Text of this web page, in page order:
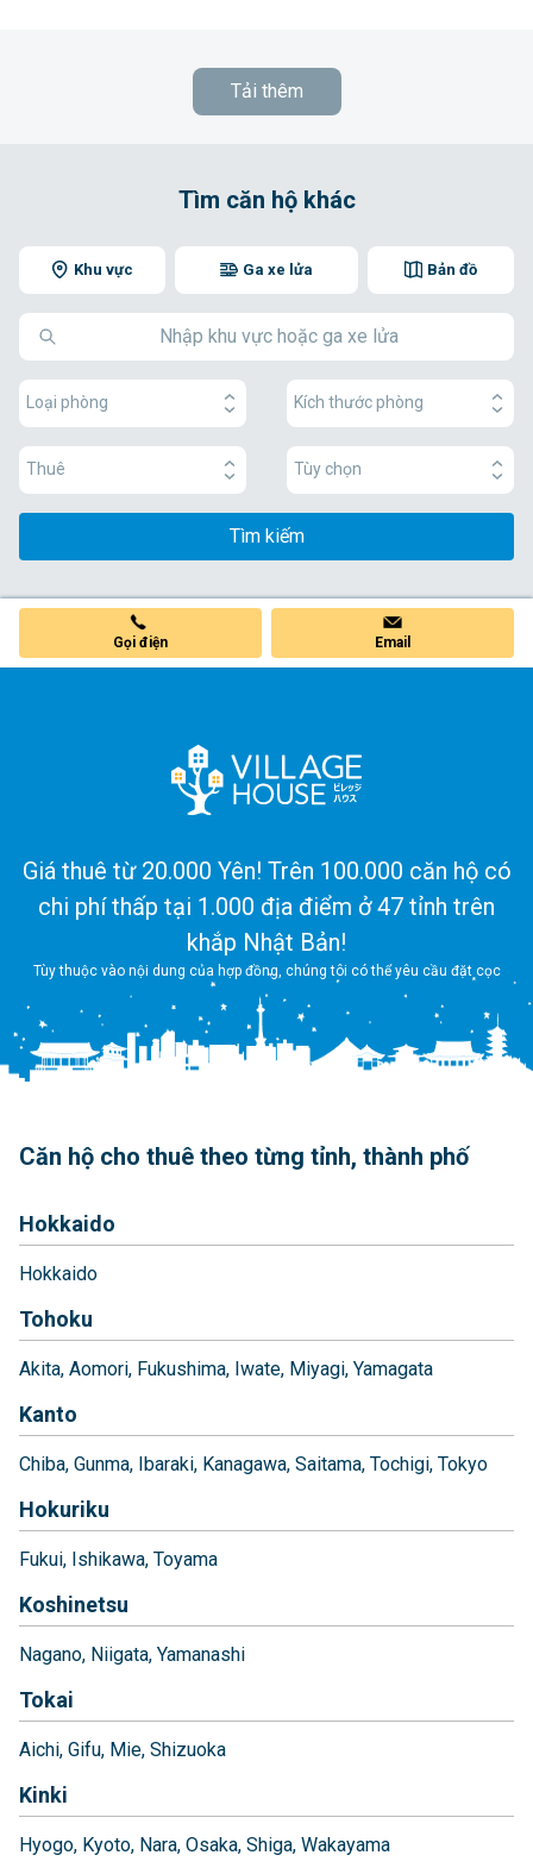
Tải thêm
Tìm căn hộ khác
Khu vực Bản đồ
Ga xe lửa
Loại phòng Kích thước phòng
Thuê Tùy chọn
Tìm kiếm
Gọi điện Email
Giá thuê từ 20.000 Yên! Trên 100.000 căn hộ có
chi phí thấp tại 1.000 địa điểm ở 47 tỉnh trên
khắp Nhật Bản!
Tùy thuộc vào nội dung của hợp đồng, chúng tôi có thể yêu cầu đặt cọc
Căn hộ cho thuê theo từng tỉnh, thành phố
Hokkaido
Hokkaido
Tohoku
Akita Aomori Fukushima Iwate Miyagi Yamagata
Kanto
Chiba Gunma Ibaraki Kanagawa Saitama Tochigi Tokyo
Hokuriku
Fukui Ishikawa Toyama
Koshinetsu
Nagano Niigata Yamanashi
Tokai
Aichi Gifu Mie Shizuoka
Kinki
Hyogo Kyoto Nara Osaka Shiga Wakayama